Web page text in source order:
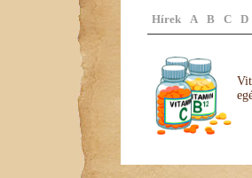
Hírek A B C D